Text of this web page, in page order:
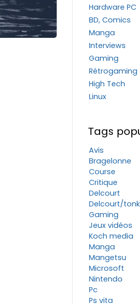
Hardware PC
BD, Comics
Manga
Interviews
Gaming
Rétrogaming
High Tech
Linux
Tags
Avis
Bragelonne
Course
Critique
Delcourt
Delcourt/
Gaming
Jeux vidéos
Koch media
Manga
Mangetsu
Microsoft
Nintendo
Pc
Ps vita